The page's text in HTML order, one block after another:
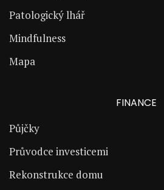
Patologický lhář
Mindfulness
Mapa
FINANCE
Půjčky
Průvodce investicemi
Rekonstrukce domu